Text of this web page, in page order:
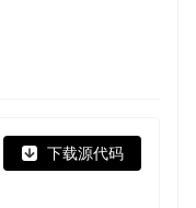
下载源代码